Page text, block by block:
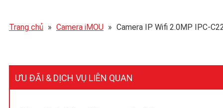
Trang chủ » Camera iMOU » Camera IP Wifi 2.0MP IPC-
ƯU ĐÃI & DỊCH VỤ LIÊN QUAN